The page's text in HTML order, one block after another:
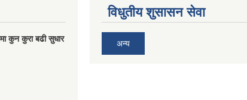
कुन कुरा बढी सुधार
विधुतीय शुसासन सेवा
अन्य